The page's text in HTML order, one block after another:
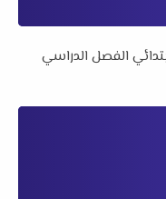
الفصل الدراسي